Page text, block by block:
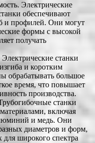
Электрические
обеспечивают
и профилей. Они могут
формы с высокой
получать
станки
и коротким
обрабатывать большое
время, что повышает
производства.
станки
включая
и медь. Они
диаметров и форм,
для широкого спектра